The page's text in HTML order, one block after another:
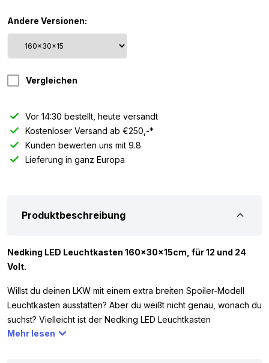
Andere Versionen:
Vergleichen
Vor 14:30 bestellt, heute versandt
Kostenloser Versand ab €250,-*
Kunden bewerten uns mit 9.8
Lieferung in ganz Europa
Produktbeschreibung
Nedking LED Leuchtkasten 160x30x15cm, für 12 und 24
Volt.
Willst du deinen LKW mit einem extra breiten Spoiler-Modell
Leuchtkasten ausstatten? Aber du weißt nicht genau, wonach du
suchst? Vielleicht ist der Nedking LED Leuchtkasten
160x30x15cm genau das, was du suchst! Der Nedking
Mehr lesen